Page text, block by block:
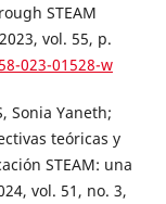
STEAM
vol. 55, p.
023-01528-w
Sonia Yaneth;
teóricas y
STEAM: una
vol. 51, no. 3,